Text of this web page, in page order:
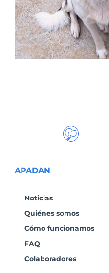
APADAN
Noticias
Quiénes somos
Cómo funcionamos
FAQ
Colaboradores